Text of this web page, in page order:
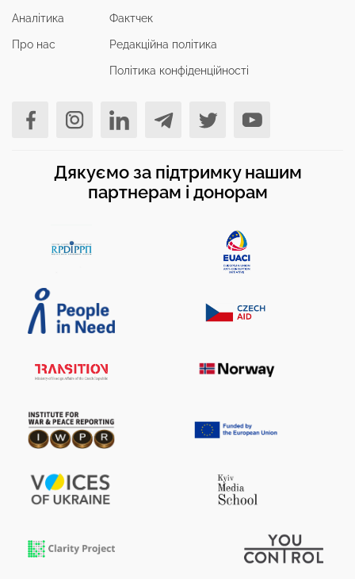
Аналітика
Про нас
Фактчек
Редакційна політика
Політика конфіденційності
Дякуємо за підтримку нашим
партнерам і донорам